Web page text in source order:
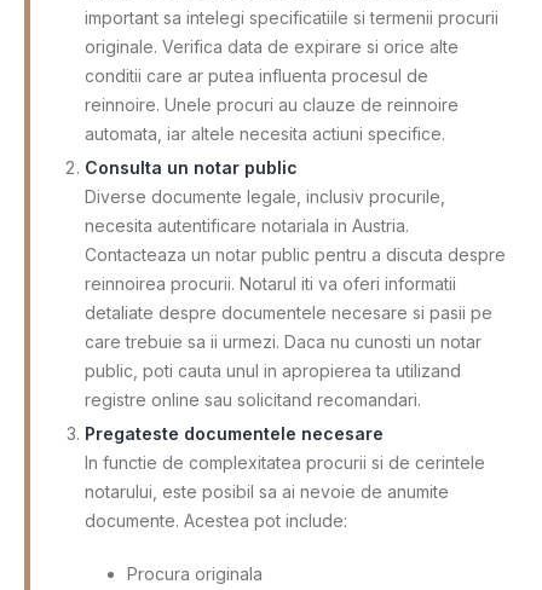
important sa intelegi specificatiile si termenii procurii
originale. Verifica data de expirare si orice alte
conditii care ar putea influenta procesul de
reinnoire. Unele procuri au clauze de reinnoire
automata, iar altele necesita actiuni specifice.
Consulta un notar public
Diverse documente legale, inclusiv procurile,
necesita autentificare notariala in Austria.
Contacteaza un notar public pentru a discuta despre
reinnoirea procurii. Notarul iti va oferi informatii
detaliate despre documentele necesare si pasii pe
care trebuie sa ii urmezi. Daca nu cunosti un notar
public, poti cauta unul in apropierea ta utilizand
registre online sau solicitand recomandari.
Pregateste documentele necesare
In functie de complexitatea procurii si de cerintele
notarului, este posibil sa ai nevoie de anumite
documente. Acestea pot include:
Procura originala